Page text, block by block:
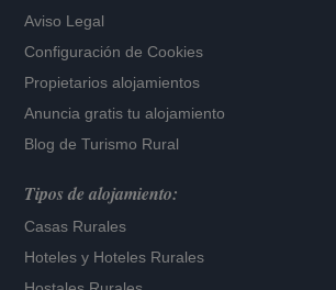
Aviso Legal
Configuración de Cookies
Propietarios alojamientos
Anuncia gratis tu alojamiento
Blog de Turismo Rural
Tipos de alojamiento:
Casas Rurales
Hoteles y Hoteles Rurales